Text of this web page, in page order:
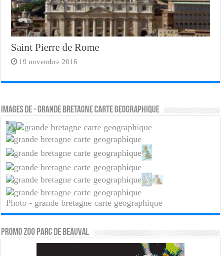
Saint Pierre de Rome
19 novembre 2016
Images de - grande bretagne carte geographique
Photo - grande bretagne carte geographique
PROMO ZOO PARC DE BEAUVAL